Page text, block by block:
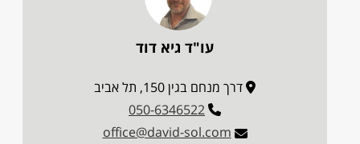
עו"ד גיא דוד
דרך מנחם בגין 150, תל אביב
050-6346522
office@david-sol.com